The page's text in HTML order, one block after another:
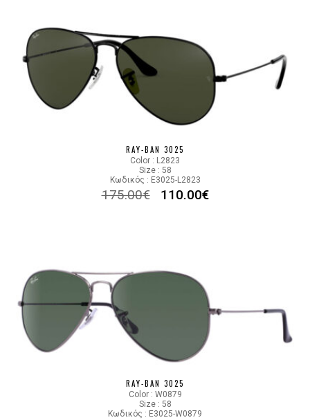
Color
Lens Color GRADIENT BLUE, GRAY
Color code 9271GK
RAY-BAN 3025
Color : L2823
Size : 58
Κωδικός : E3025-L2823
175.00€ 110.00€
RAY-BAN 3025
Color : W0879
Size : 58
Κωδικός : E3025-W0879